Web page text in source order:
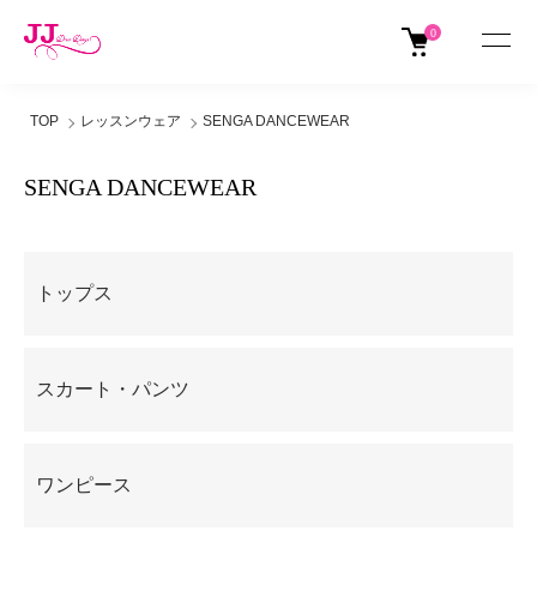
0
TOP レッスンウェア SENGA DANCEWEAR
SENGA DANCEWEAR
トップス
スカート・パンツ
ワンピース